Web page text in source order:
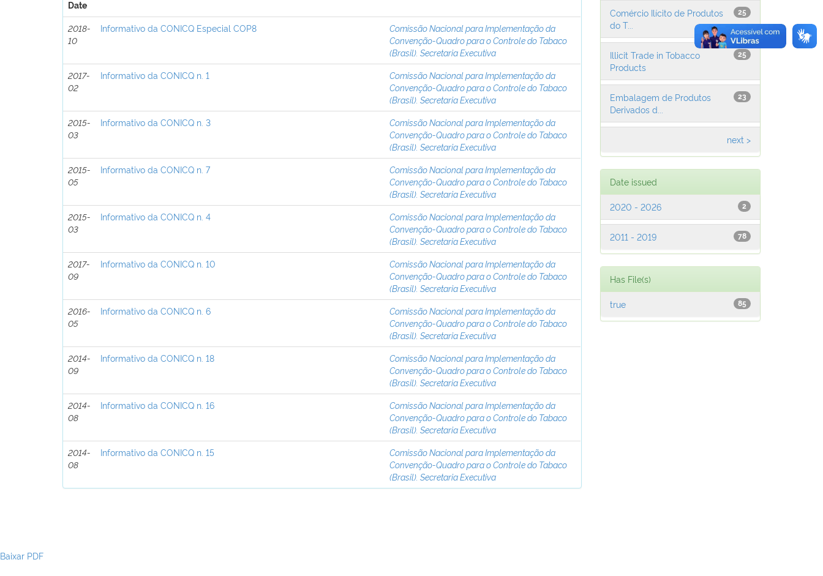
Date
2018-
10
Informativo da CONICQ Especial COP8
Comissão Nacional para Implementação da
Convenção-Quadro para o Controle do Tabaco
(Brasil). Secretaria Executiva
2017-
02
Informativo da CONICQ n. 1
Comissão Nacional para Implementação da
Convenção-Quadro para o Controle do Tabaco
(Brasil). Secretaria Executiva
2015-
03
Informativo da CONICQ n. 3
Comissão Nacional para Implementação da
Convenção-Quadro para o Controle do Tabaco
(Brasil). Secretaria Executiva
2015-
05
Informativo da CONICQ n. 7
Comissão Nacional para Implementação da
Convenção-Quadro para o Controle do Tabaco
(Brasil). Secretaria Executiva
2015-
03
Informativo da CONICQ n. 4
Comissão Nacional para Implementação da
Convenção-Quadro para o Controle do Tabaco
(Brasil). Secretaria Executiva
2017-
09
Informativo da CONICQ n. 10
Comissão Nacional para Implementação da
Convenção-Quadro para o Controle do Tabaco
(Brasil). Secretaria Executiva
2016-
05
Informativo da CONICQ n. 6
Comissão Nacional para Implementação da
Convenção-Quadro para o Controle do Tabaco
(Brasil). Secretaria Executiva
2014-
09
Informativo da CONICQ n. 18
Comissão Nacional para Implementação da
Convenção-Quadro para o Controle do Tabaco
(Brasil). Secretaria Executiva
2014-
08
Informativo da CONICQ n. 16
Comissão Nacional para Implementação da
Convenção-Quadro para o Controle do Tabaco
(Brasil). Secretaria Executiva
2014-
08
Informativo da CONICQ n. 15
Comissão Nacional para Implementação da
Convenção-Quadro para o Controle do Tabaco
(Brasil). Secretaria Executiva
25
Comércio Ilícito de Produtos
do T...
25
Illicit Trade in Tobacco
Products
23
Embalagem de Produtos
Derivados d...
next >
Date issued
2
2020 - 2026
78
2011 - 2019
Has File(s)
85
true
Baixar PDF